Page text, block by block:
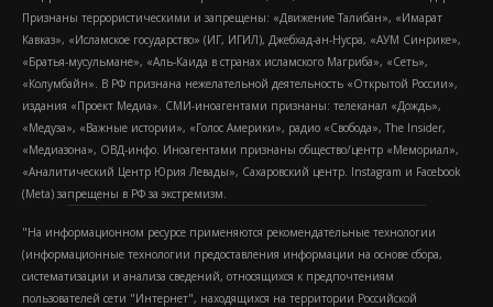
Признаны террористическими и запрещены: «Движение Талибан», «Имарат
Кавказ», «Исламское государство» (ИГ, ИГИЛ), Джебхад-ан-Нусра, «АУМ Синрике»,
«Братья-мусульмане», «Аль-Каида в странах исламского Магриба», «Сеть»,
«Колумбайн». В РФ признана нежелательной деятельность «Открытой России»,
издания «Проект Медиа». СМИ-иноагентами признаны: телеканал «Дождь»,
«Медуза», «Важные истории», «Голос Америки», радио «Свобода», The Insider,
«Медиазона», ОВД-инфо. Иноагентами признаны общество/центр «Мемориал»,
«Аналитический Центр Юрия Левады», Сахаровский центр. Instagram и Facebook
(Metа) запрещены в РФ за экстремизм.
"На информационном ресурсе применяются рекомендательные технологии
(информационные технологии предоставления информации на основе сбора,
систематизации и анализа сведений, относящихся к предпочтениям
пользователей сети "Интернет", находящихся на территории Российской